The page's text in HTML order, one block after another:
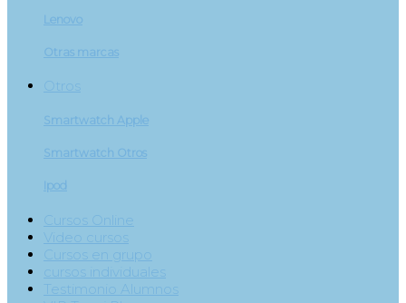
Lenovo
Otras marcas
Otros
Smartwatch Apple
Smartwatch Otros
Ipod
Cursos Online
Video cursos
Cursos en grupo
cursos individuales
Testimonio Alumnos